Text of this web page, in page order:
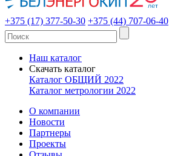
+375 (17) 377-50-30 +375 (44) 707-06-40
Наш каталог
Скачать каталог
Каталог ОБЩИЙ 2022
Каталог метрологии 2022
О компании
Новости
Партнеры
Проекты